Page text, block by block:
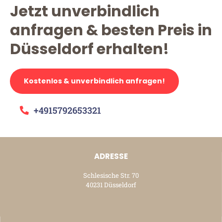
Jetzt unverbindlich
anfragen & besten Preis in
Düsseldorf erhalten!
Kostenlos & unverbindlich anfragen!
+4915792653321
ADRESSE
Schlesische Str. 70
40231 Düsseldorf